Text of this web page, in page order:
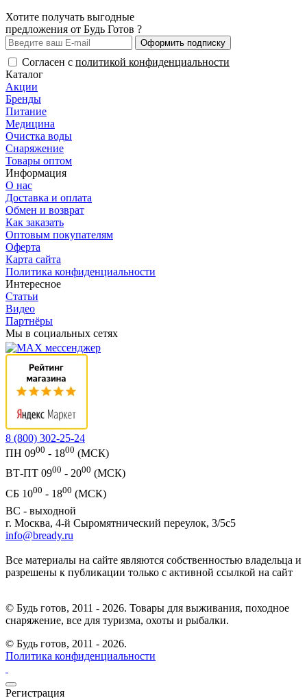
Хотите получать выгодные
предложения от Будь Готов ?
Оформить подписку
Согласен с политикой конфиденциальности
Каталог
Акции
Бренды
Питание
Медицина
Очистка воды
Снаряжение
Товары оптом
Информация
О нас
Доставка и оплата
Обмен и возврат
Как заказать
Оптовым покупателям
Оферта
Карта сайта
Политика конфиденциальности
Интересное
Статьи
Видео
Партнёры
Мы в социальных сетях
8 (800) 302-25-24
ПН 0900 - 1800 (МСК)
ВТ-ПТ 0900 - 2000 (МСК)
СБ 1000 - 1800 (МСК)
ВС - выходной
г. Москва, 4-й Сыромятнический переулок, 3/5с5
info@bready.ru
Все материалы на сайте являются собственностью владельца и
разрешены к публикации только с активной ссылкой на сайт
© Будь готов, 2011 - 2026. Товары для выживания, походное
снаряжение, все для туризма, охоты и рыбалки.
© Будь готов, 2011 - 2026.
Политика конфиденциальности
Регистрация